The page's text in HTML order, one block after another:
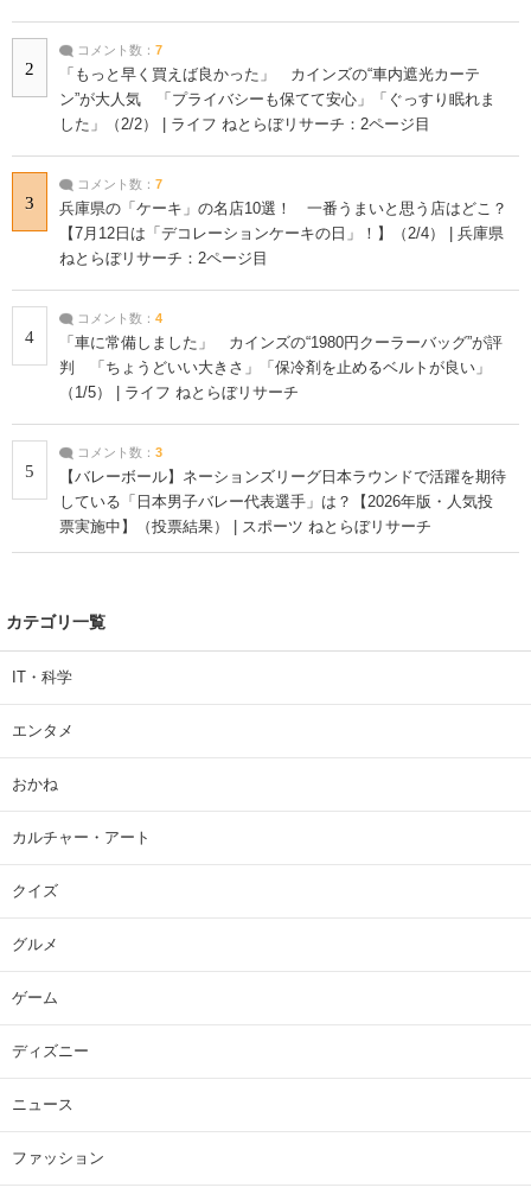
2
コメント数： 7
「もっと早く買えば良かった」 カインズの“車内遮光カーテ
ン”が大人気 「プライバシーも保てて安心」「ぐっすり眠れま
した」（2/2） | ライフ ねとらぼリサーチ：2ページ目
3
コメント数： 7
兵庫県の「ケーキ」の名店10選！ 一番うまいと思う店はどこ？
【7月12日は「デコレーションケーキの日」！】（2/4） | 兵庫県
ねとらぼリサーチ：2ページ目
4
コメント数： 4
「車に常備しました」 カインズの“1980円クーラーバッグ”が評
判 「ちょうどいい大きさ」「保冷剤を止めるベルトが良い」
（1/5） | ライフ ねとらぼリサーチ
5
コメント数： 3
【バレーボール】ネーションズリーグ日本ラウンドで活躍を期待
している「日本男子バレー代表選手」は？【2026年版・人気投
票実施中】（投票結果） | スポーツ ねとらぼリサーチ
カテゴリ一覧
IT・科学
エンタメ
おかね
カルチャー・アート
クイズ
グルメ
ゲーム
ディズニー
ニュース
ファッション